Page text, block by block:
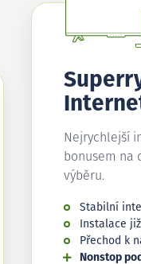
Nejrychlejší
bonusem na
výběru.
Stabilní
Instalace
Přechod k
Nonstop